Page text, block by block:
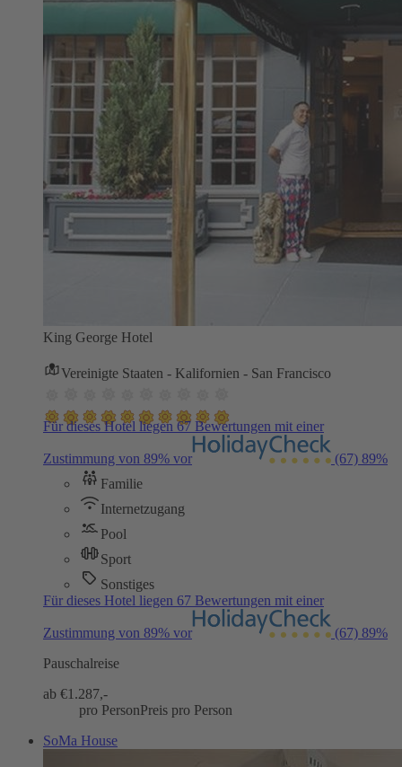
King George Hotel
Vereinigte Staaten - Kalifornien - San Francisco
Für dieses Hotel liegen 67 Bewertungen mit einer
Zustimmung von 89% vor (67) 89%
Familie
Internetzugang
Pool
Sport
Sonstiges
Für dieses Hotel liegen 67 Bewertungen mit einer
Zustimmung von 89% vor (67) 89%
Pauschalreise
ab €1.287,-
pro PersonPreis pro Person
SoMa House